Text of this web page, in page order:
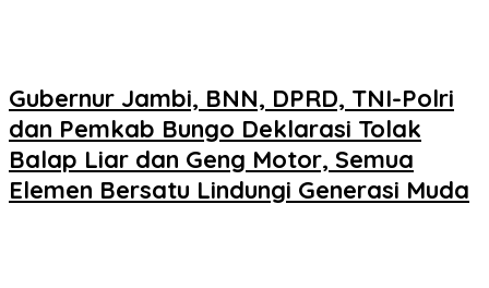
Gubernur Jambi, BNN, DPRD, TNI-Polri
dan Pemkab Bungo Deklarasi Tolak
Balap Liar dan Geng Motor, Semua
Elemen Bersatu Lindungi Generasi Muda